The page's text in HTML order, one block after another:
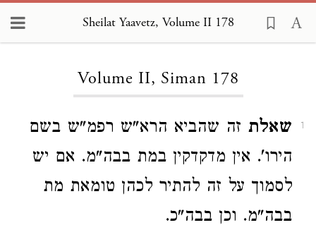
Sheilat Yaavetz, Volume II 178
Volume II, Siman 178
1 שאלת זה שהביא הרא"ש רפמ"ש בשם
הירו'. אין מדקדקין במת בבה"מ. אם יש
לסמוך על זה להתיר לכהן טומאת מת
בבה"מ. וכן בבה"כ.